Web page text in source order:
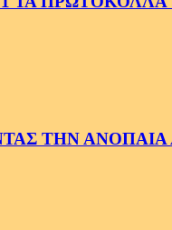
ΤΗΝ ΑΝΟΠΑΙΑ